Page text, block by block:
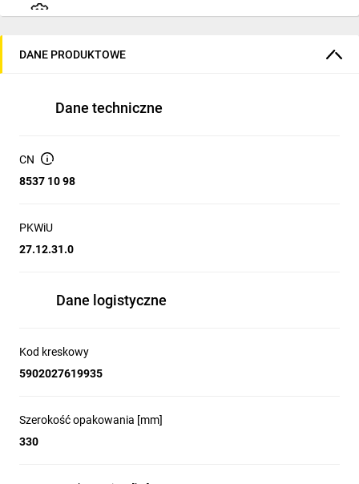
Cechy techniczne
Wymiary zewnętrzne: 310 × 530 × 105 mm.
Montaż: natynkowy, z otworami montażowymi
Modułowość: uniwersalne gniazda keystone — możliwość
montażu modułów RJ45, RCA, F, SC/LC itp.
i listwy zasilającej wewnątrz obudowy.
Przestronna konstrukcja ułatwiająca prowadzenie kabli,
Dostępność wariantów: seria MULTI-ALFA występuje
zasilające dedykowane do serii.
DANE PRODUKTOWE
Dane techniczne
CN
8537 10 98
PKWiU
27.12.31.0
Dane logistyczne
Kod kreskowy
5902027619935
Szerokość opakowania [mm]
330